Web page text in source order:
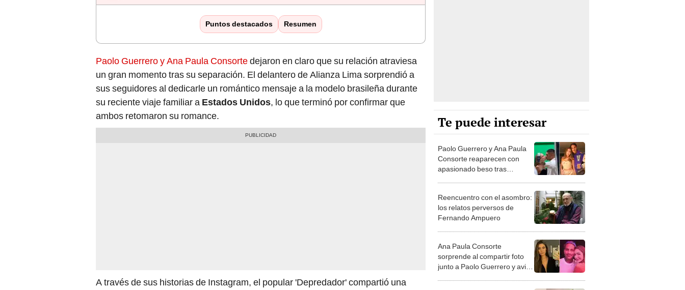
Puntos destacados Resumen
Paolo Guerrero y Ana Paula Consortedejaron en claro que su relación atraviesa
un gran momento tras su separación. El delantero de Alianza Lima sorprendió a
sus seguidores al dedicarle un romántico mensaje a la modelo brasileña durante
su reciente viaje familiar a Estados Unidos, lo que terminó por confirmar que
ambos retomaron su romance.
A través de sus historias de Instagram, el popular 'Depredador' compartió una
Te puede interesar
Paolo Guerrero y Ana Paula
Consorte reaparecen con
apasionado beso tras
Reencuentro con el asombro:
los relatos perversos de
Fernando Ampuero
Ana Paula Consorte
sorprende al compartir foto
junto a Paolo Guerrero y aviva